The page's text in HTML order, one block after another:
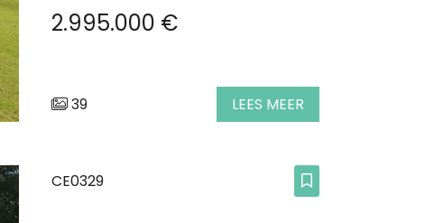
2.995.000 €
39 LEES MEER
CE0329